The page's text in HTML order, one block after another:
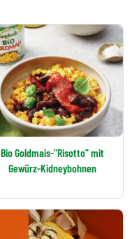
Bio Goldmais-"Risotto" mit
Gewürz-Kidneybohnen